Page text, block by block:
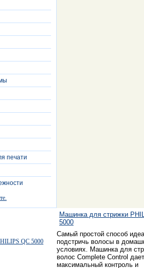
печати
Машинка для стрижки
5000
Самый простой способ
подстричь волосы в
условиях. Машинка для
волос Complete Control дает
максимальный контроль и